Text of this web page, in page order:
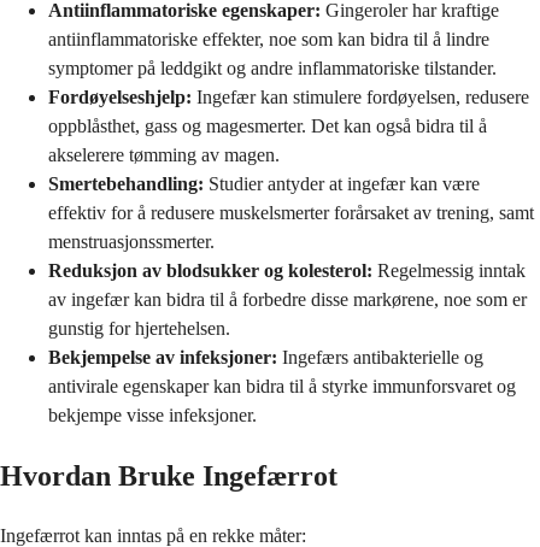
Antiinflammatoriske egenskaper: Gingeroler har kraftige
antiinflammatoriske effekter, noe som kan bidra til å lindre
symptomer på leddgikt og andre inflammatoriske tilstander.
Fordøyelseshjelp: Ingefær kan stimulere fordøyelsen, redusere
oppblåsthet, gass og magesmerter. Det kan også bidra til å
akselerere tømming av magen.
Smertebehandling: Studier antyder at ingefær kan være
effektiv for å redusere muskelsmerter forårsaket av trening, samt
menstruasjonssmerter.
Reduksjon av blodsukker og kolesterol: Regelmessig inntak
av ingefær kan bidra til å forbedre disse markørene, noe som er
gunstig for hjertehelsen.
Bekjempelse av infeksjoner: Ingefærs antibakterielle og
antivirale egenskaper kan bidra til å styrke immunforsvaret og
bekjempe visse infeksjoner.
Hvordan Bruke Ingefærrot
Ingefærrot kan inntas på en rekke måter: